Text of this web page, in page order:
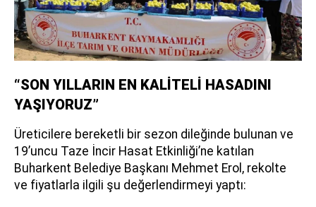
“SON YILLARIN EN KALİTELİ HASADINI
YAŞIYORUZ”
Üreticilere bereketli bir sezon dileğinde bulunan ve
19’uncu Taze İncir Hasat Etkinliği’ne katılan
Buharkent Belediye Başkanı Mehmet Erol, rekolte
ve fiyatlarla ilgili şu değerlendirmeyi yaptı: